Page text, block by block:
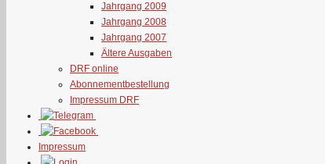
Jahrgang 2009
Jahrgang 2008
Jahrgang 2007
Ältere Ausgaben
DRF online
Abonnementbestellung
Impressum DRF
Impressum